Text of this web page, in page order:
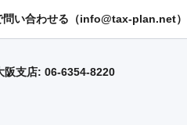
問い合わせる（info@tax-plan.net）
阪支店: 06-6354-8220